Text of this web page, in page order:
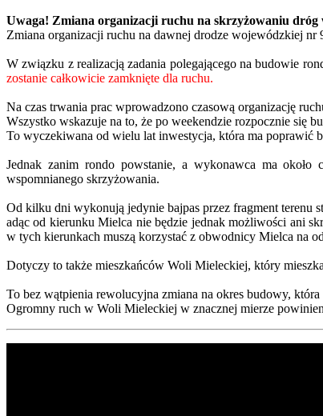
Uwaga! Zmiana organizacji ruchu na skrzyżowaniu dróg
Zmiana organizacji ruchu na dawnej drodze wojewódzkiej
W związku z realizacją zadania polegającego na budowie
zostanie całkowicie zamknięte dla ruchu.
Na czas trwania prac wprowadzono czasową organizację
Wszystko wskazuje na to, że po weekendzie rozpocznie się
To wyczekiwana od wielu lat inwestycja, która ma poprawić
Jednak zanim rondo powstanie, a wykonawca ma
wspomnianego skrzyżowania.
Od kilku dni wykonują jedynie bajpas przez fragment terenu
adąc od kierunku Mielca nie będzie jednak możliwości ani
w tych kierunkach muszą korzystać z obwodnicy Mielca na
Dotyczy to także mieszkańców Woli Mieleckiej, który
To bez wątpienia rewolucyjna zmiana na okres budowy,
Ogromny ruch w Woli Mieleckiej w znacznej mierze